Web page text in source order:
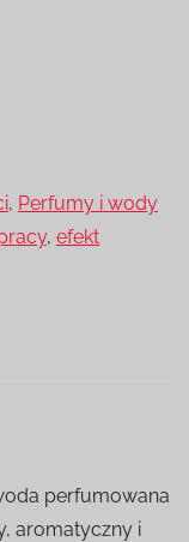
, Perfumy i wody
, efekt
perfumowana
aromatyczny i